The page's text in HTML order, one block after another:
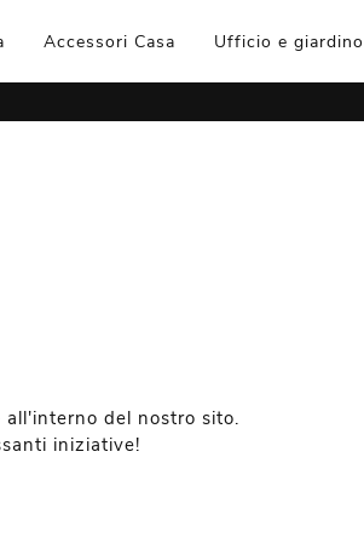
Accessori Casa Ufficio e giardino
all'interno del nostro sito.
iniziative!